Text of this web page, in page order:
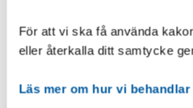
För att vi ska få använda
eller återkalla ditt samtycke
Läs mer om hur vi